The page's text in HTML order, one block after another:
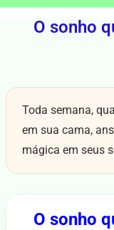
O sonho
Toda semana,
em sua cama,
mágica em seus
O sonho